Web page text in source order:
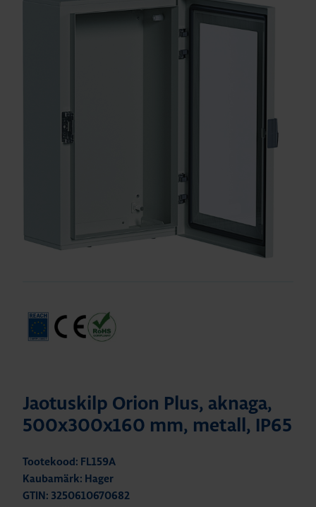
Jaotuskilp Orion Plus, aknaga,
500x300x160 mm, metall, IP65
Tootekood: FL159A
Kaubamärk: Hager
GTIN: 3250610670682